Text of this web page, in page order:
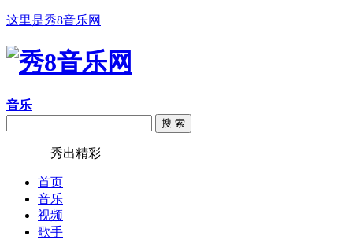
这里是秀8音乐网
音乐
搜 索
秀出精彩
首页
音乐
视频
歌手